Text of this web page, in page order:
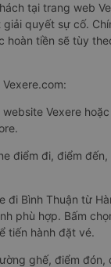
tại trang web
quyết sự cố.
hoàn tiền sẽ tùy
Vexere
điểm đi, điểm
đi Bình Thuận từ
phù hợp. Bấm
tiến hành đặt vé.
ghế, điểm đón,